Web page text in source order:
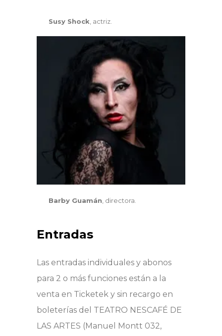
Susy Shock , actriz.
Barby Guamán , directora.
Entradas
Las entradas individuales y abonos
para 2 o más funciones están a la
venta en Ticketek y sin recargo en
boleterías del TEATRO NESCAFÉ DE
LAS ARTES (Manuel Montt 032,